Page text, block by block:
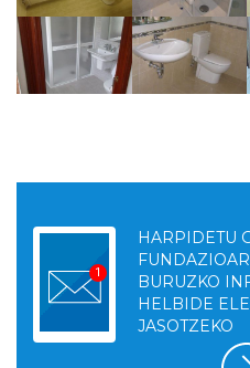
HARPIDETU
BURUZKO
HELBIDE
JASOTZEKO